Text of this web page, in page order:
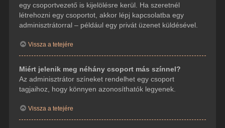
egy csoportvezető is kijelölésre kerül. Ha szeretnél
létrehozni egy csoportot, akkor lépj kapcsolatba egy
adminisztrátorral – például egy privát üzenet küldésével.
Vissza a tetejére
Miért jelenik meg néhány csoport más színnel?
Az adminisztrátor színeket rendelhet egy csoport
tagjaihoz, hogy könnyen azonosíthatók legyenek.
Vissza a tetejére